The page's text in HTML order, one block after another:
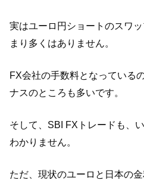
実はユーロ円ショートのスワ
まり多くはありません。
FX会社の手数料となっている
ナスのところも多いです。
そして、SBI FXトレードも、
わかりません。
ただ、現状のユーロと日本の